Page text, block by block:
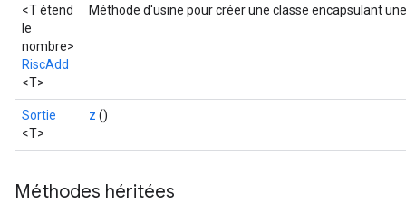
<T étend
le
nombre>
RiscAdd
<T>
Méthode d'usine pour créer une classe encapsulant
Sortie
<T>
z ()
Méthodes héritées